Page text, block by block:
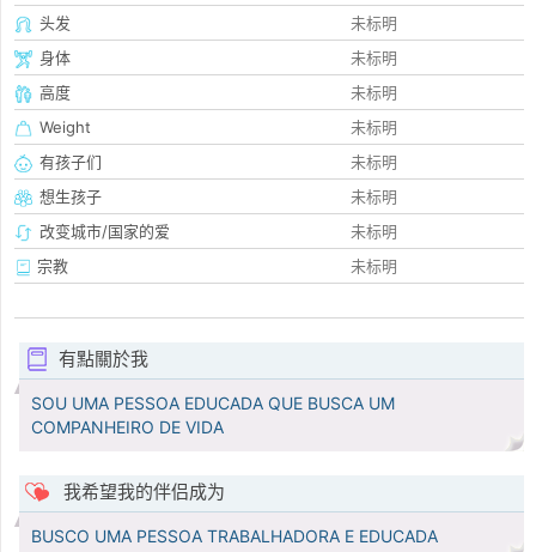
头发
未标明
身体
未标明
高度
未标明
Weight
未标明
有孩子们
未标明
想生孩子
未标明
改变城市/国家的爱
未标明
宗教
未标明
有點關於我
SOU UMA PESSOA EDUCADA QUE BUSCA UM
COMPANHEIRO DE VIDA
我希望我的伴侣成为
BUSCO UMA PESSOA TRABALHADORA E EDUCADA